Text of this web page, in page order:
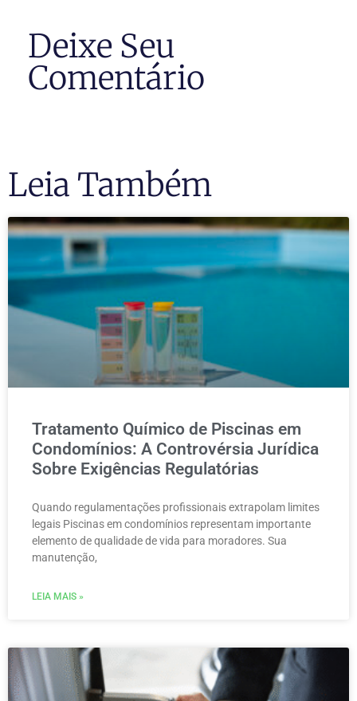
Deixe Seu
Comentário
Leia Também
Tratamento Químico de Piscinas em
Condomínios: A Controvérsia Jurídica
Sobre Exigências Regulatórias
Quando regulamentações profissionais extrapolam limites
legais Piscinas em condomínios representam importante
elemento de qualidade de vida para moradores. Sua
manutenção,
LEIA MAIS »